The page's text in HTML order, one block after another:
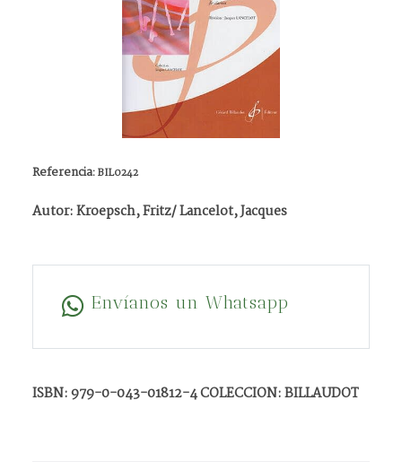
Referencia:BIL0242
Autor: Kroepsch, Fritz/ Lancelot, Jacques
Envíanos un Whatsapp
ISBN: 979-0-043-01812-4 COLECCION: BILLAUDOT